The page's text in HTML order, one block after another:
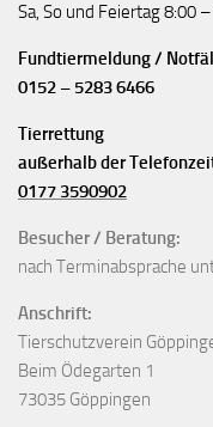
Sa, So und Feiertag 8:00
Fundtiermeldung /
0152 – 5283 6466
Tierrettung
außerhalb der
0177 3590902
Besucher / Beratung:
nach Terminabsprache
Anschrift:
Tierschutzverein
Beim Ödegarten 1
73035 Göppingen